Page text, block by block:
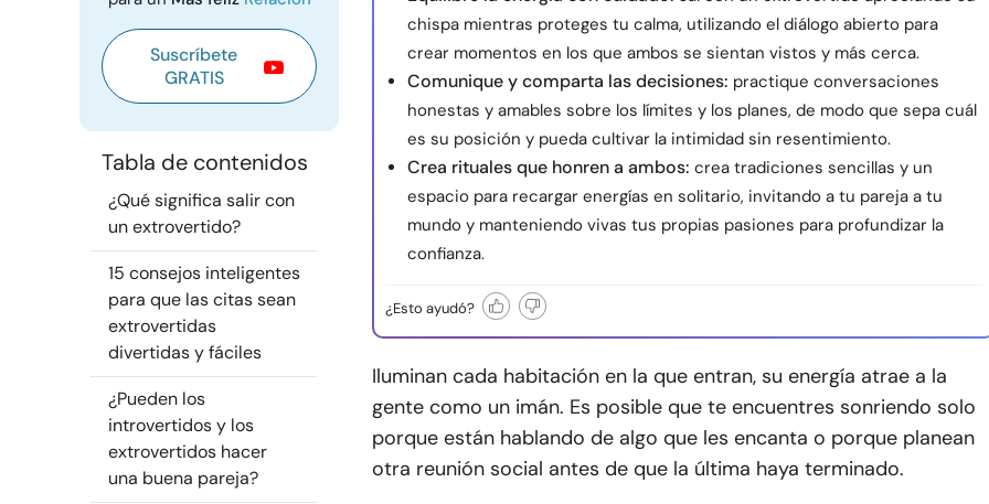
Suscríbete
GRATIS
Tabla de contenidos
¿Qué significa salir con
un extrovertido?
15 consejos inteligentes
para que las citas sean
extrovertidas
divertidas y fáciles
¿Pueden los
introvertidos y los
extrovertidos hacer
una buena pareja?
chispa mientras proteges tu calma, utilizando el diálogo abierto para
crear momentos en los que ambos se sientan vistos y más cerca.
Comunique y comparta las decisiones: practique conversaciones
honestas y amables sobre los límites y los planes, de modo que sepa cuál
es su posición y pueda cultivar la intimidad sin resentimiento.
Crea rituales que honren a ambos: crea tradiciones sencillas y un
espacio para recargar energías en solitario, invitando a tu pareja a tu
mundo y manteniendo vivas tus propias pasiones para profundizar la
confianza.
¿Esto ayudó?
Iluminan cada habitación en la que entran, su energía atrae a la
gente como un imán. Es posible que te encuentres sonriendo solo
porque están hablando de algo que les encanta o porque planean
otra reunión social antes de que la última haya terminado.